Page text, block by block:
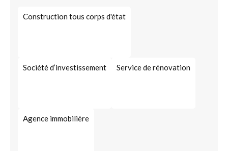
Construction tous corps d'état
Société d’investissement Service de rénovation
Agence immobilière